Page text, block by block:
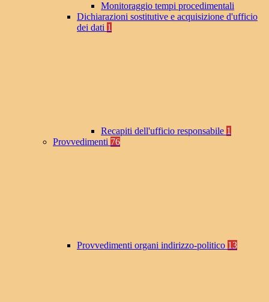
Monitoraggio tempi procedimentali
Dichiarazioni sostitutive e acquisizione d'ufficio
dei dati 1
Recapiti dell'ufficio responsabile 1
Provvedimenti 76
Provvedimenti organi indirizzo-politico 13